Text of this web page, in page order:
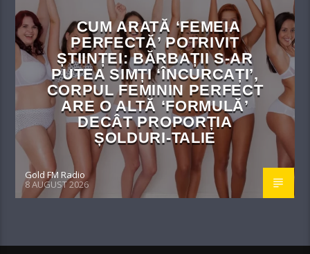
CUM ARATĂ ‘FEMEIA
PERFECTĂ’ POTRIVIT
ȘTIINȚEI: BĂRBAȚII S-AR
PUTEA SIMȚI ‘ÎNCURCAȚI’,
CORPUL FEMININ PERFECT
ARE O ALTĂ ‘FORMULĂ’
DECÂT PROPORȚIA
ȘOLDURI-TALIE
Gold FM Radio
8 AUGUST 2026